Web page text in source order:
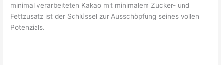
minimal verarbeiteten Kakao mit minimalem Zucker- und
Fettzusatz ist der Schlüssel zur Ausschöpfung seines vollen
Potenzials.